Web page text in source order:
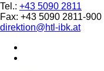
Tel.: +43 5090 2811
Fax: +43 5090 2811-900
direktion@htl-ibk.at